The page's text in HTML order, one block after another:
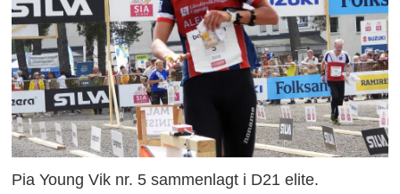
Pia Young Vik nr. 5 sammenlagt i D21 elite.